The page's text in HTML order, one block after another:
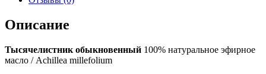
Описание
Тысячелистник обыкновенный 100% натуральное эфирное
масло / Achillea millefolium